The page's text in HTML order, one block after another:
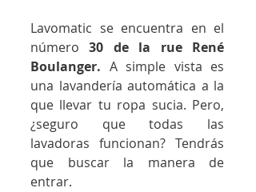
Lavomatic se encuentra en el
número 30 de la rue René
Boulanger. A simple vista es
una lavandería automática a la
que llevar tu ropa sucia. Pero,
¿seguro que todas las
lavadoras funcionan? Tendrás
que buscar la manera de
entrar.